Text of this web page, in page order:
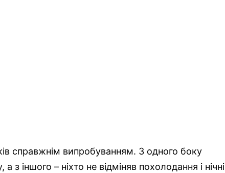
справжнім випробуванням. З одного боку
з іншого – ніхто не відміняв похолодання і нічні